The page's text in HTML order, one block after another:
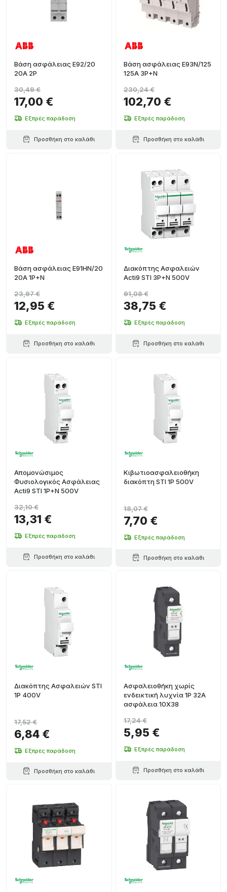
Βάση ασφάλειας E92/20
20A 2P
17,00 €
30,49 €
Εξπρές παράδοση
Προσθήκη στο καλάθι
Βάση ασφάλειας E93N/125
125A 3P+N
102,70 €
230,24 €
Εξπρές παράδοση
Προσθήκη στο καλάθι
Βάση ασφάλειας E91HN/20
20A 1P+N
12,95 €
23,97 €
Εξπρές παράδοση
Προσθήκη στο καλάθι
Διακόπτης Ασφαλειών
Acti9 STI 3P+N 500V
38,75 €
91,08 €
Εξπρές παράδοση
Προσθήκη στο καλάθι
Απομονώσιμος
Φυσιολογικός Ασφάλειας
Acti9 STI 1P+N 500V
13,31 €
32,10 €
Εξπρές παράδοση
Προσθήκη στο καλάθι
Κιβωτιοασφαλειοθήκη
διακόπτη STI 1P 500V
7,70 €
18,07 €
Εξπρές παράδοση
Προσθήκη στο καλάθι
Διακόπτης Ασφαλειών STI
1P 400V
6,84 €
17,52 €
Εξπρές παράδοση
Προσθήκη στο καλάθι
Ασφαλειοθήκη χωρίς
ενδεικτική λυχνία 1P 32A
ασφάλεια 10X38
5,95 €
17,24 €
Εξπρές παράδοση
Προσθήκη στο καλάθι